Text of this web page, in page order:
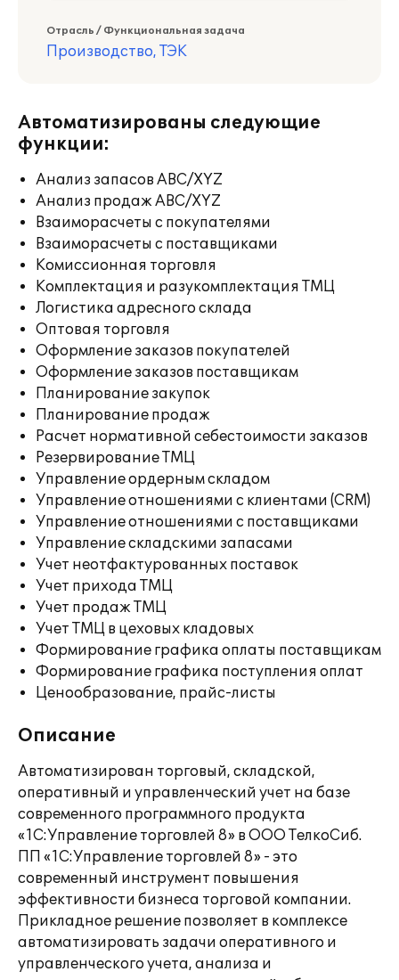
Отрасль / Функциональная задача
Производство, ТЭК
Автоматизированы следующие
функции:
Анализ запасов ABC/XYZ
Анализ продаж ABC/XYZ
Взаиморасчеты с покупателями
Взаиморасчеты с поставщиками
Комиссионная торговля
Комплектация и разукомплектация ТМЦ
Логистика адресного склада
Оптовая торговля
Оформление заказов покупателей
Оформление заказов поставщикам
Планирование закупок
Планирование продаж
Расчет нормативной себестоимости заказов
Резервирование ТМЦ
Управление ордерным складом
Управление отношениями с клиентами (CRM)
Управление отношениями с поставщиками
Управление складскими запасами
Учет неотфактурованных поставок
Учет прихода ТМЦ
Учет продаж ТМЦ
Учет ТМЦ в цеховых кладовых
Формирование графика оплаты поставщикам
Формирование графика поступления оплат
Ценообразование, прайс-листы
Описание
Автоматизирован торговый, складской,
оперативный и управленческий учет на базе
современного программного продукта
«1С:Управление торговлей 8» в ООО ТелкоСиб.
ПП «1С:Управление торговлей 8» - это
современный инструмент повышения
эффективности бизнеса торговой компании.
Прикладное решение позволяет в комплексе
автоматизировать задачи оперативного и
управленческого учета, анализа и